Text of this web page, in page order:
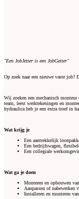
"Een JobJetter is een JobGetter"
Op zoek naar een nieuwe vaste
Wij zoeken een mechanisch
team, leest werktekeningen en
hydraulica heb je een extra troef in
Wat krijg je
Een aantrekkelijk
Een bedrijfswagen,
Een collegiale
Wat ga je doen
Monteren en opbouwen
Aanpassen of nabewerken
Installeren en monteren